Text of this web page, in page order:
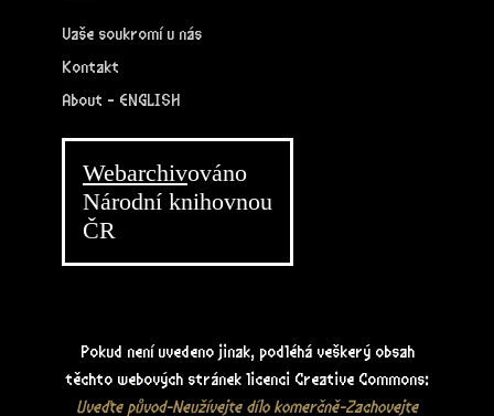
Vaše soukromí u nás
Kontakt
About - ENGLISH
Webarchivováno
Národní knihovnou
ČR
Pokud není uvedeno jinak, podléhá veškerý obsah
těchto webových stránek licenci Creative Commons:
Uveďte původ-Neužívejte dílo komerčně-Zachovejte